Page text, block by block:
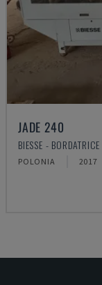
JADE 240
BIESSE - BORDATRICE
POLONIA 2017